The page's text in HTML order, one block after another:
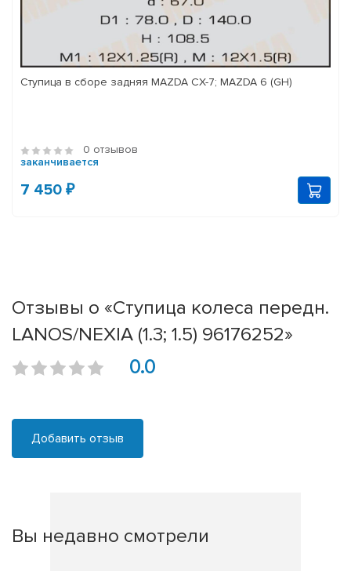
Ступица в сборе задняя MAZDA CX-7; MAZDA 6 (GH)
0 отзывов
заканчивается
7 450 ₽
Отзывы о «Ступица колеса передн.
LANOS/NEXIA (1.3; 1.5) 96176252»
0.0
Добавить отзыв
Вы недавно смотрели